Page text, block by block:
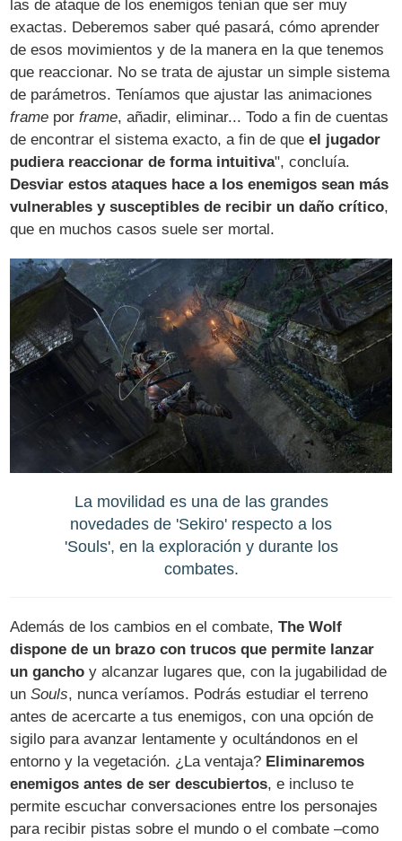
las de ataque de los enemigos tenían que ser muy
exactas. Deberemos saber qué pasará, cómo aprender
de esos movimientos y de la manera en la que tenemos
que reaccionar. No se trata de ajustar un simple sistema
de parámetros. Teníamos que ajustar las animaciones
frame porframe, añadir, eliminar... Todo a fin de cuentas
de encontrar el sistema exacto, a fin de queel jugador
pudiera reaccionar de forma intuitiva", concluía.
Desviar estos ataques hace a los enemigos sean más
vulnerables y susceptibles de recibir un daño crítico,
que en muchos casos suele ser mortal.
La movilidad es una de las grandes
novedades de 'Sekiro' respecto a los
'Souls', en la exploración y durante los
combates.
Además de los cambios en el combate,The Wolf
dispone de un brazo con trucos que permite lanzar
un gancho y alcanzar lugares que, con la jugabilidad de
unSouls, nunca veríamos. Podrás estudiar el terreno
antes de acercarte a tus enemigos, con una opción de
sigilo para avanzar lentamente y ocultándonos en el
entorno y la vegetación. ¿La ventaja? Eliminaremos
enemigos antes de ser descubiertos, e incluso te
permite escuchar conversaciones entre los personajes
para recibir pistas sobre el mundo o el combate –como